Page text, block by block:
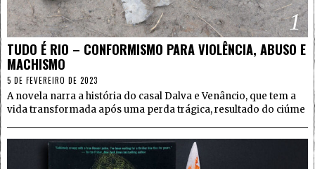
1
TUDO É RIO – CONFORMISMO PARA VIOLÊNCIA, ABUSO E
MACHISMO
5 DE FEVEREIRO DE 2023
A novela narra a história do casal Dalva e Venâncio, que tem a
vida transformada após uma perda trágica, resultado do ciúme